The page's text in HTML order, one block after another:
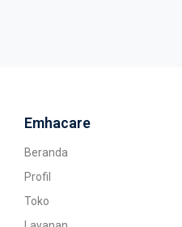
Emhacare
Beranda
Profil
Toko